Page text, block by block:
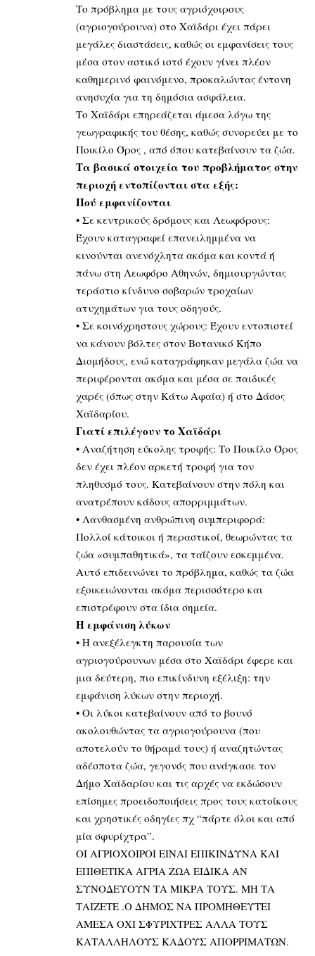
Το πρόβλημα με τους αγριόχοιρους
(αγριογούρουνα) στο Χαϊδάρι έχει πάρει
μεγάλες διαστάσεις, καθώς οι εμφανίσεις τους
μέσα στον αστικό ιστό έχουν γίνει πλέον
καθημερινό φαινόμενο, προκαλώντας έντονη
ανησυχία για τη δημόσια ασφάλεια.
Το Χαϊδάρι επηρεάζεται άμεσα λόγω της
γεωγραφικής του θέσης, καθώς συνορεύει με το
Ποικίλο Όρος , από όπου κατεβαίνουν τα ζώα.
Τα βασικά στοιχεία του προβλήματος στην
περιοχή εντοπίζονται στα εξής:
Πού εμφανίζονται
• Σε κεντρικούς δρόμους και Λεωφόρους:
Έχουν καταγραφεί επανειλημμένα να
κινούνται ανενόχλητα ακόμα και κοντά ή
πάνω στη Λεωφόρο Αθηνών, δημιουργώντας
τεράστιο κίνδυνο σοβαρών τροχαίων
ατυχημάτων για τους οδηγούς.
• Σε κοινόχρηστους χώρους: Έχουν εντοπιστεί
να κάνουν βόλτες στον Βοτανικό Κήπο
Διομήδους, ενώ καταγράφηκαν μεγάλα ζώα να
περιφέρονται ακόμα και μέσα σε παιδικές
χαρές (όπως στην Κάτω Αφαία) ή στο Δάσος
Χαϊδαρίου.
Γιατί επιλέγουν το Χαϊδάρι
• Αναζήτηση εύκολης τροφής: Το Ποικίλο Όρος
δεν έχει πλέον αρκετή τροφή για τον
πληθυσμό τους. Κατεβαίνουν στην πόλη και
ανατρέπουν κάδους απορριμμάτων.
• Λανθασμένη ανθρώπινη συμπεριφορά:
Πολλοί κάτοικοι ή περαστικοί, θεωρώντας τα
ζώα «συμπαθητικά», τα ταΐζουν εσκεμμένα.
Αυτό επιδεινώνει το πρόβλημα, καθώς τα ζώα
εξοικειώνονται ακόμα περισσότερο και
επιστρέφουν στα ίδια σημεία.
Η εμφάνιση λύκων
• Η ανεξέλεγκτη παρουσία των
αγριογούρουνων μέσα στο Χαϊδάρι έφερε και
μια δεύτερη, πιο επικίνδυνη εξέλιξη: την
εμφάνιση λύκων στην περιοχή.
• Οι λύκοι κατεβαίνουν από το βουνό
ακολουθώντας τα αγριογούρουνα (που
αποτελούν το θήραμά τους) ή αναζητώντας
αδέσποτα ζώα, γεγονός που ανάγκασε τον
Δήμο Χαϊδαρίου και τις αρχές να εκδώσουν
επίσημες προειδοποιήσεις προς τους κατοίκους
και χρηστικές οδηγίες πχ “πάρτε όλοι και από
μία σφυρίχτρα”.
ΟΙ ΑΓΡΙΟΧΟΙΡΟΙ ΕΙΝΑΙ ΕΠΙΚΙΝΔΥΝΑ ΚΑΙ
ΕΠΙΘΕΤΙΚΑ ΑΓΡΙΑ ΖΩΑ ΕΙΔΙΚΑ ΑΝ
ΣΥΝΟΔΕΥΟΥΝ ΤΑ ΜΙΚΡΑ ΤΟΥΣ. ΜΗ ΤΑ
ΤΑΙΖΕΤΕ .Ο ΔΗΜΟΣ ΝΑ ΠΡΟΜΗΘΕΥΤΕΙ
ΑΜΕΣΑ ΟΧΙ ΣΦΥΡΙΧΤΡΕΣ ΑΛΛΑ ΤΟΥΣ
ΚΑΤΑΛΛΗΛΟΥΣ ΚΑΔΟΥΣ ΑΠΟΡΡΙΜΑΤΩΝ.